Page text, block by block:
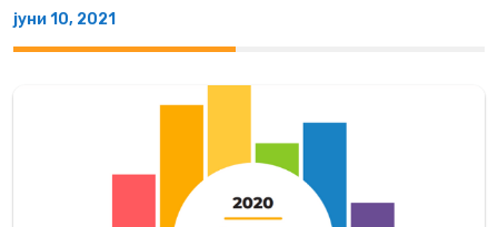
јуни 10, 2021